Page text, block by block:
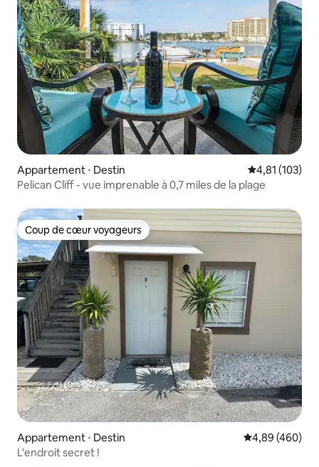
Appartement ⋅ Destin Évaluation
4,81 (103)
Pelican Cliff - vue imprenable à 0,7 miles de la plage
Coup de cœur voyageurs
Coup de cœur voyageurs
Appartement ⋅ Destin Évaluation
4,89 (460)
L'endroit secret !